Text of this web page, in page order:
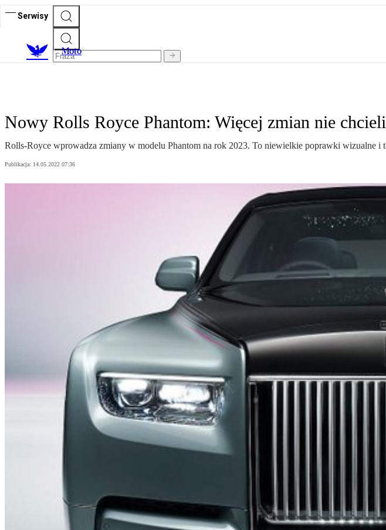
Serwisy
Moto
Nowy Rolls Royce Phantom: Więcej zmian nie
Rolls-Royce wprowadza zmiany w modelu Phantom na rok 2023. To niewielkie poprawki wizualne
Publikacja: 14.05.2022 07:36